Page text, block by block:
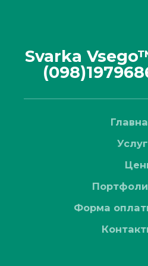
Svarka
Форма